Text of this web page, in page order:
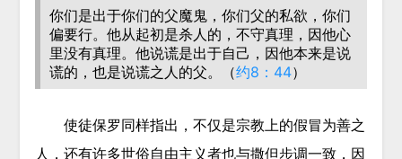
你们是出于你们的父魔鬼，你们父的私欲，你们
偏要行。他从起初是杀人的，不守真理，因他心
里没有真理。他说谎是出于自己，因他本来是说
谎的，也是说谎之人的父。（约8：44）
使徒保罗同样指出，不仅是宗教上的假冒为善之
人，还有许多世俗自由主义者也与撒但步调一致，因